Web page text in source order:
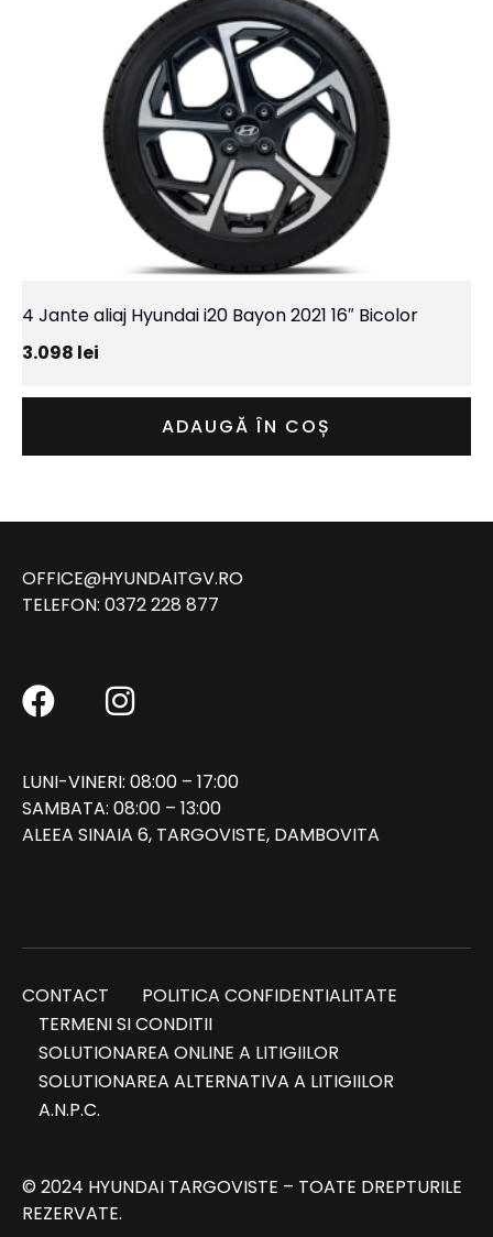
4 Jante aliaj Hyundai i20 Bayon 2021 16″ Bicolor
3.098 lei
ADAUGĂ ÎN COȘ
OFFICE@HYUNDAITGV.RO
TELEFON: 0372 228 877
LUNI-VINERI: 08:00 – 17:00
SAMBATA: 08:00 – 13:00
ALEEA SINAIA 6, TARGOVISTE, DAMBOVITA
CONTACT
POLITICA CONFIDENTIALITATE
TERMENI SI CONDITII
SOLUTIONAREA ONLINE A LITIGIILOR
SOLUTIONAREA ALTERNATIVA A LITIGIILOR
A.N.P.C.
© 2024 HYUNDAI TARGOVISTE – TOATE DREPTURILE
REZERVATE.